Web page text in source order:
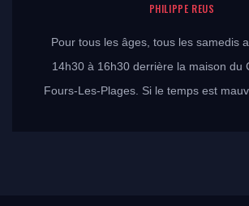
PHILIPPE REUS
Pour tous les âges, tous les samedis
14h30 à 16h30 derrière la maison du
Fours-Les-Plages. Si le temps est